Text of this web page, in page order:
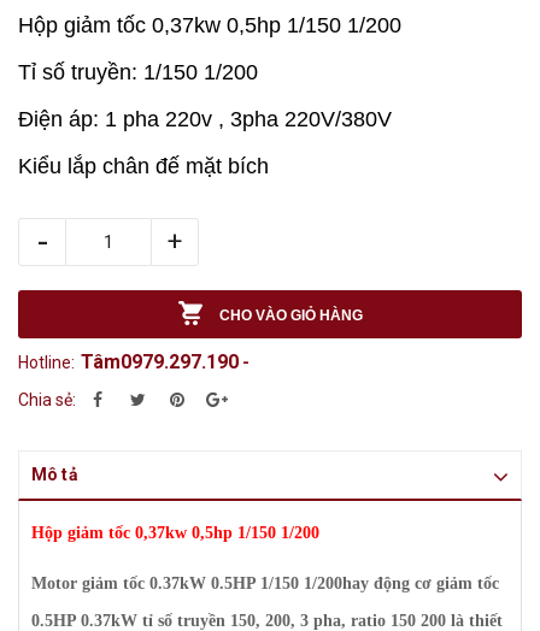
Hộp giảm tốc 0,37kw 0,5hp 1/150 1/200
Tỉ số truyền: 1/150 1/200
Điện áp: 1 pha 220v , 3pha 220V/380V
Kiểu lắp chân đế mặt bích
- +
CHO VÀO GIỎ HÀNG
Hotline: Tâm0979.297.190 -
Chia sẻ:
Mô tả
Hộp giảm tốc 0,37kw 0,5hp 1/150 1/200
Motor giảm tốc 0.37kW 0.5HP 1/150 1/200hay động cơ giảm tốc
0.5HP 0.37kW tỉ số truyền 150, 200, 3 pha, ratio 150 200 là thiết